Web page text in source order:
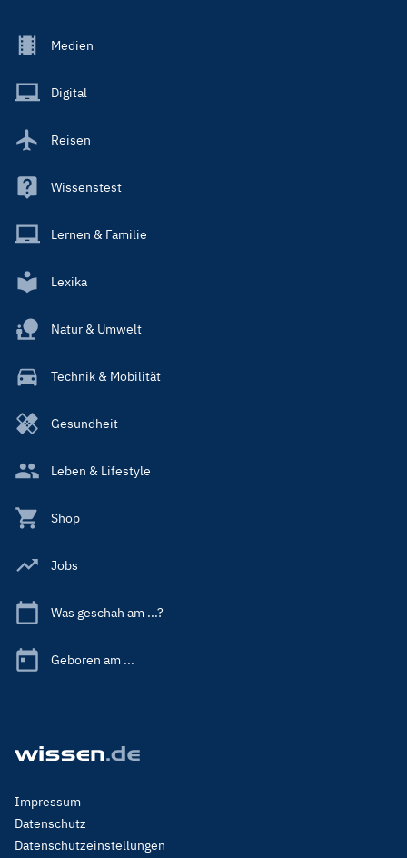
Footer
Main
Medien
Digital
Reisen
Wissenstest
Lernen & Familie
Lexika
Natur & Umwelt
Technik & Mobilität
Gesundheit
Leben & Lifestyle
Shop
Jobs
Was geschah am ...?
Geboren am ...
Footer
Menu
Legal
Impressum
Datenschutz
Datenschutzeinstellungen